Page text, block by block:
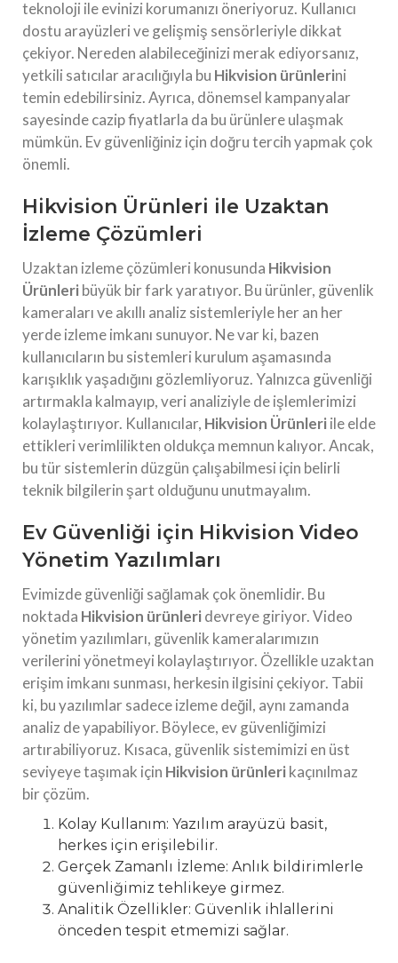
teknoloji ile evinizi korumanızı öneriyoruz. Kullanıcı
dostu arayüzleri ve gelişmiş sensörleriyle dikkat
çekiyor. Nereden alabileceğinizi merak ediyorsanız,
yetkili satıcılar aracılığıyla bu Hikvision ürünlerini
temin edebilirsiniz. Ayrıca, dönemsel kampanyalar
sayesinde cazip fiyatlarla da bu ürünlere ulaşmak
mümkün. Ev güvenliğiniz için doğru tercih yapmak çok
önemli.
Hikvision Ürünleri ile Uzaktan
İzleme Çözümleri
Uzaktan izleme çözümleri konusunda Hikvision
Ürünleribüyük bir fark yaratıyor. Bu ürünler, güvenlik
kameraları ve akıllı analiz sistemleriyle her an her
yerde izleme imkanı sunuyor. Ne var ki, bazen
kullanıcıların bu sistemleri kurulum aşamasında
karışıklık yaşadığını gözlemliyoruz. Yalnızca güvenliği
artırmakla kalmayıp, veri analiziyle de işlemlerimizi
kolaylaştırıyor. Kullanıcılar, Hikvision Ürünleriile elde
ettikleri verimlilikten oldukça memnun kalıyor. Ancak,
bu tür sistemlerin düzgün çalışabilmesi için belirli
teknik bilgilerin şart olduğunu unutmayalım.
Ev Güvenliği için Hikvision Video
Yönetim Yazılımları
Evimizde güvenliği sağlamak çok önemlidir. Bu
noktada Hikvision ürünleridevreye giriyor. Video
yönetim yazılımları, güvenlik kameralarımızın
verilerini yönetmeyi kolaylaştırıyor. Özellikle uzaktan
erişim imkanı sunması, herkesin ilgisini çekiyor. Tabii
ki, bu yazılımlar sadece izleme değil, aynı zamanda
analiz de yapabiliyor. Böylece, ev güvenliğimizi
artırabiliyoruz. Kısaca, güvenlik sistemimizi en üst
seviyeye taşımak için Hikvision ürünlerikaçınılmaz
bir çözüm.
Kolay Kullanım: Yazılım arayüzü basit,
herkes için erişilebilir.
Gerçek Zamanlı İzleme: Anlık bildirimlerle
güvenliğimiz tehlikeye girmez.
Analitik Özellikler: Güvenlik ihlallerini
önceden tespit etmemizi sağlar.